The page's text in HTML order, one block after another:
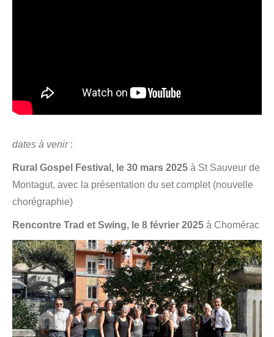
dates à venir:
Rural Gospel Festival, le 30 mars 2025 à St Sauveur de
Montagut, avec la présentation du set complet (nouvelle
chorégraphie)
Rencontre Trad et Swing, le 8 février 2025 à Chomérac